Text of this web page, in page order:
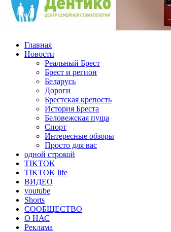
Главная
Новости
Реальный Брест
Брест и регион
Беларусь
Дороги
Брестская крепость
История Бреста
Беловежская пуща
Спорт
Интересные обзоры
Просто для вас
одной строкой
TIKTOK
TIKTOK life
ВИДЕО
youtube
Shorts
СООБЩЕСТВО
О НАС
Реклама